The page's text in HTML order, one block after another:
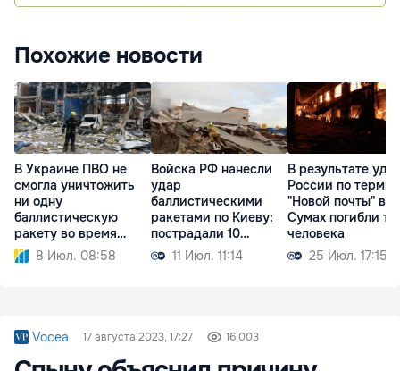
Похожие новости
В Украине ПВО не
смогла уничтожить
ни одну
баллистическую
ракету во время
атаки РФ
8 Июл. 08:58
Войска РФ нанесли
удар
баллистическими
ракетами по Киеву:
пострадали 10
человек
11 Июл. 11:14
В результате
России по
"Новой почты" в
Сумах погибли
человека
25 Июл. 17:15
Vocea 17 августа 2023, 17:27 16 003